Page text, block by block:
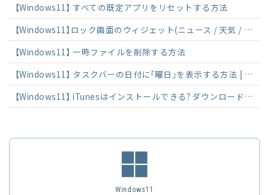
【Windows11】 すべての既定アプリをリセットする方法
【Windows11】ロック画面のウィジェット(ニュース / 天気 / マーケット)を表示・非表示にする方法
【Windows11】 一時ファイルを削除する方法
【Windows11】 タスクバーの日付に「曜日」を表示する方法 | かっこ付きも解説
【Windows11】 iTunesはインストールできる? ダウンロード方法を解説
Windows11